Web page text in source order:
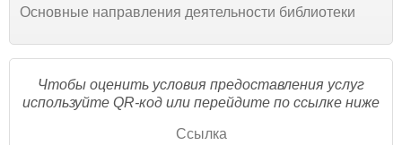
Основные направления деятельности библиотеки
Чтобы оценить условия предоставления услуг
используйте QR-код или перейдите по ссылке ниже
Ссылка